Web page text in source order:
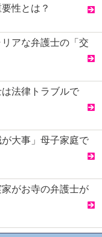
性とは？
アな弁護士の「交
法律トラブルで
が大事」母子家庭で
がお寺の弁護士が